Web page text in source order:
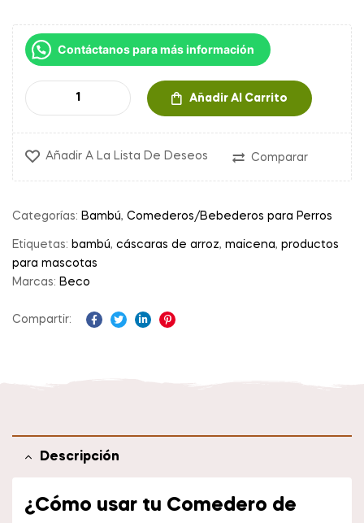
Contáctanos para más información
Añadir Al Carrito
Añadir A La Lista De Deseos Comparar
Categorías: Bambú, Comederos/Bebederos para Perros
Etiquetas: bambú, cáscaras de arroz, maicena, productos
para mascotas
Marcas: Beco
Compartir:
Descripción
¿Cómo usar tu Comedero de